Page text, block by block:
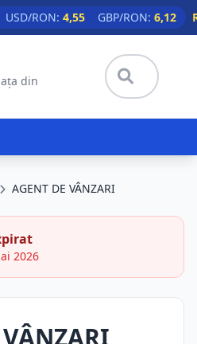
USD/RON: 4,55 GBP/RON: 6,12
din
AGENT DE VÂNZARI
2026